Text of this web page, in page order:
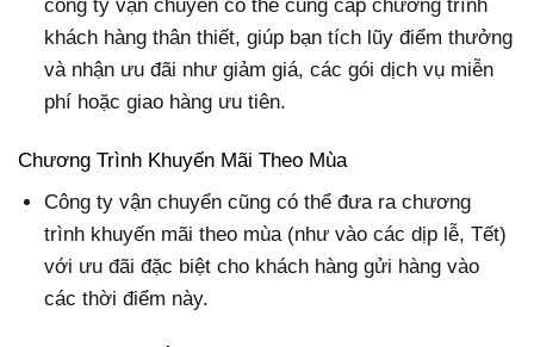
công ty vận chuyển có thể cung cấp chương trình
khách hàng thân thiết, giúp bạn tích lũy điểm thưởng
và nhận ưu đãi như giảm giá, các gói dịch vụ miễn
phí hoặc giao hàng ưu tiên.
Chương Trình Khuyến Mãi Theo Mùa
Công ty vận chuyển cũng có thể đưa ra chương
trình khuyến mãi theo mùa (như vào các dịp lễ, Tết)
với ưu đãi đặc biệt cho khách hàng gửi hàng vào
các thời điểm này.